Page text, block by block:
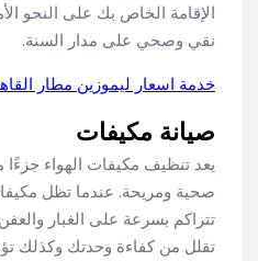
الإقامة الخاص بك على النحو
نقي وصحي على مدار السنة.
خدمة اسعار ليموزين مطار
صيانة مكيفات
يعد تنظيف مكيفات الهواء جزءًا
صحية ومريحة. عندما تظل
تتراكم بسرعة على الغبار
تقلل من كفاءة وحدتك وكذلك